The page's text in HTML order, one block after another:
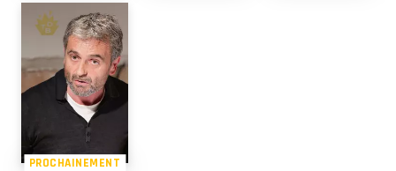
PROCHAINEMENT